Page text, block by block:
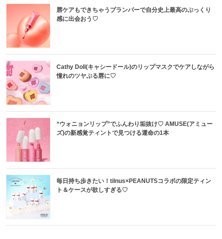
唇ケアもできちゃうプランパーで自分史上最高のぷっくり
感に出会おう♡
Cathy Doll(キャシードール)のリップマスクでケアしながら
憧れのツヤぷる唇に♡
“ウォニョンリップ”でふんわり垢抜け♡ AMUSE(アミュー
ズ)の新感覚ティントで見つける運命の1本
毎日持ち歩きたい！tilnus×PEANUTSコラボの限定ティン
ト＆ケースが欲しすぎる♡